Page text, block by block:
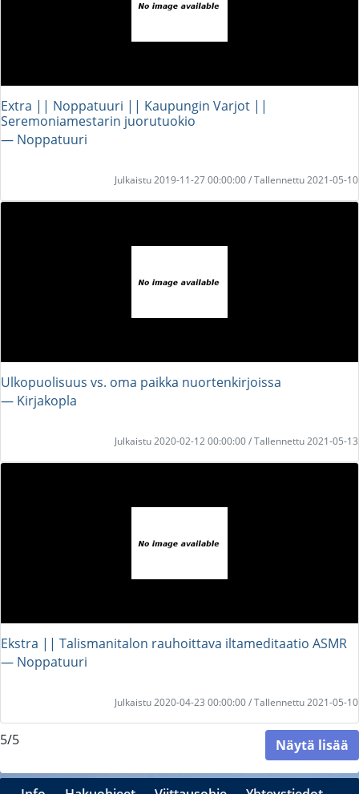
Extra || Noppatuuri || Kaupungin Varjot ||
Seremoniamestarin juorutuokio
― Noppatuuri
Julkaistu 2019-11-27 00:00:00 / Tallennettu 2021-05-10
Ulkopuolisuus vs. oma paikka nuortenkirjoissa
― Kirjakopla
Julkaistu 2020-02-12 00:00:00 / Tallennettu 2021-05-13
Ekstra || Talismanitalon rauhoittava iltameditaatio ASMR
― Noppatuuri
Julkaistu 2020-04-23 00:00:00 / Tallennettu 2021-05-10
5/5 Näytä lisää